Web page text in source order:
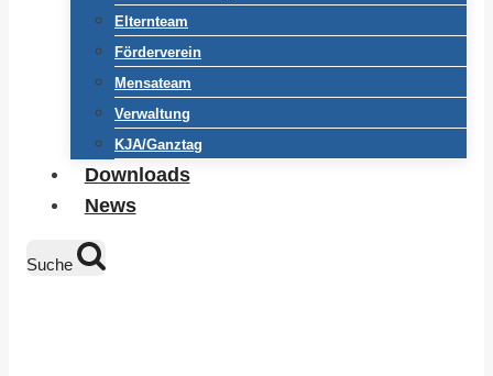
Elternteam
Förderverein
Mensateam
Verwaltung
KJA/Ganztag
Downloads
News
Suche